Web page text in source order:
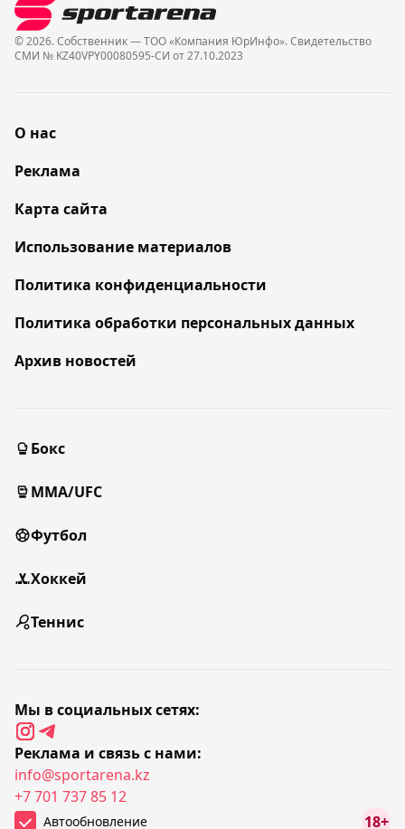
© 2026. Собственник — ТОО «Компания ЮрИнфо». Cвидетельство
СМИ № KZ40VPY00080595-СИ от 27.10.2023
О нас
Реклама
Карта сайта
Использование материалов
Политика конфиденциальности
Политика обработки персональных данных
Архив новостей
Бокс
MMA/UFC
Футбол
Хоккей
Теннис
Мы в социальных сетях:
Реклама и связь с нами:
info@sportarena.kz
+7 701 737 85 12
Автообновление 18+